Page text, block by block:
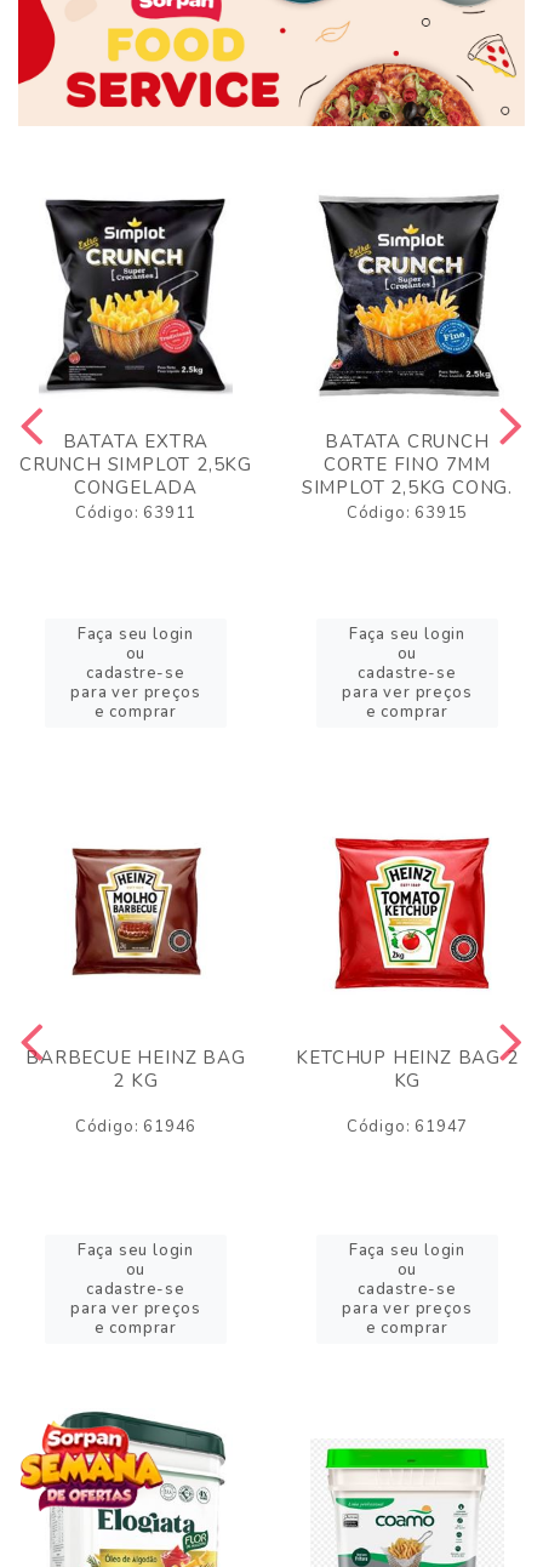
BATATA EXTRA
CRUNCH SIMPLOT 2,5KG
CONGELADA
Código: 63911
Faça seu login
ou
cadastre-se
para ver preços
e comprar
BATATA CRUNCH
CORTE FINO 7MM
SIMPLOT 2,5KG CONG.
Código: 63915
Faça seu login
ou
cadastre-se
para ver preços
e comprar
BARBECUE HEINZ BAG
2 KG
Código: 61946
Faça seu login
ou
cadastre-se
para ver preços
e comprar
KETCHUP HEINZ BAG 2
KG
Código: 61947
Faça seu login
ou
cadastre-se
para ver preços
e comprar